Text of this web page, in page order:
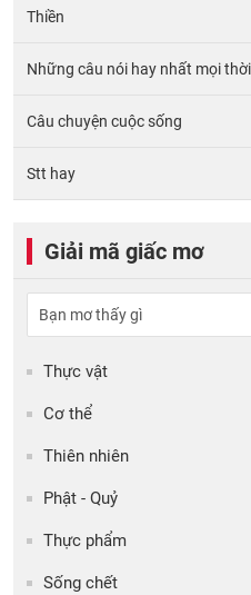
Thiền
Những câu nói hay nhất mọi
Câu chuyện cuộc sống
Stt hay
Giải mã giấc mơ
Thực vật
Cơ thể
Thiên nhiên
Phật - Quỷ
Thực phẩm
Sống chết